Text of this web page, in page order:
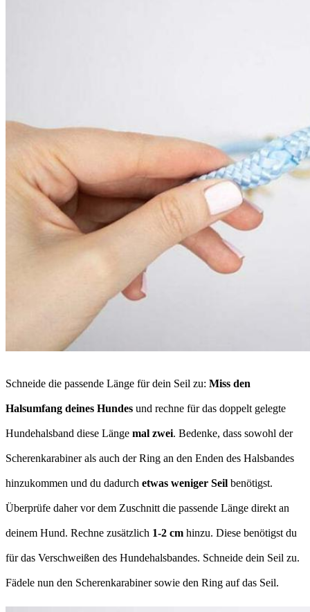
Schneide die passende Länge für dein Seil zu: Miss den
Halsumfang deines Hundes und rechne für das doppelt gelegte
Hundehalsband diese Länge mal zwei. Bedenke, dass sowohl der
Scherenkarabiner als auch der Ring an den Enden des Halsbandes
hinzukommen und du dadurch etwas weniger Seil benötigst.
Überprüfe daher vor dem Zuschnitt die passende Länge direkt an
deinem Hund. Rechne zusätzlich 1-2 cm hinzu. Diese benötigst du
für das Verschweißen des Hundehalsbandes. Schneide dein Seil zu.
Fädele nun den Scherenkarabiner sowie den Ring auf das Seil.